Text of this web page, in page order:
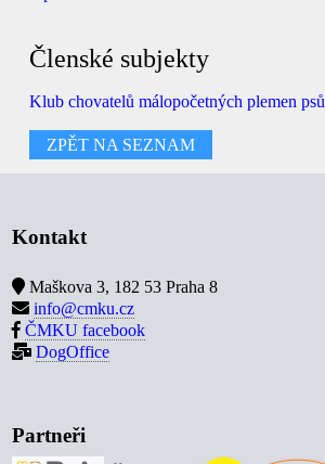
Členské subjekty
Klub chovatelů málopočetných plemen psů
ZPĚT NA SEZNAM
Kontakt
Maškova 3, 182 53 Praha 8
info@cmku.cz
ČMKU facebook
DogOffice
Partneři